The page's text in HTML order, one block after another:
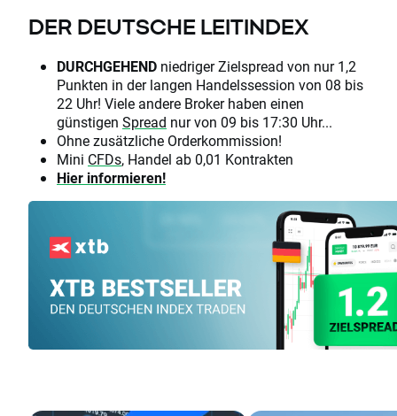
DER DEUTSCHE LEITINDEX
DURCHGEHEND niedriger Zielspread von nur 1,2
Punkten in der langen Handelssession von 08 bis
22 Uhr! Viele andere Broker haben einen
günstigen Spread nur von 09 bis 17:30 Uhr...
Ohne zusätzliche Orderkommission!
Mini CFDs, Handel ab 0,01 Kontrakten
Hier informieren!